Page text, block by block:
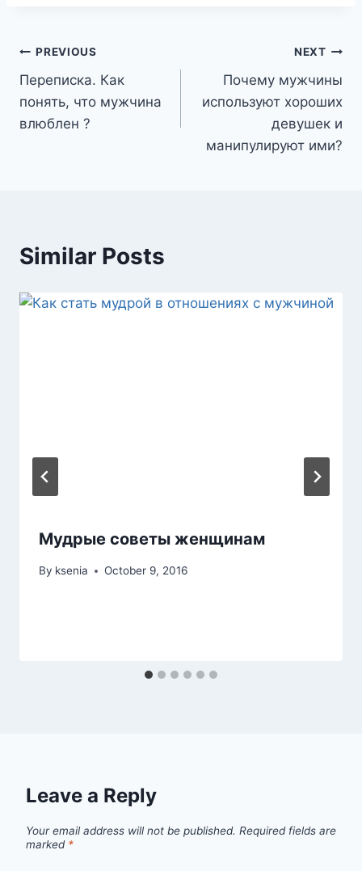
Post
navigation
PREVIOUS
Переписка. Как
понять, что мужчина
влюблен ?
NEXT
Почему мужчины
используют хороших
девушек и
манипулируют ими?
Similar Posts
Мудрые советы женщинам
By ksenia October 9, 2016
Leave a Reply
Your email address will not be published. Required fields are
marked *